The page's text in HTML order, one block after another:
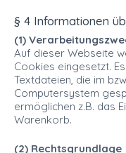
§ 4 Informationen
(1)
Auf dieser Webseite
Cookies eingesetzt.
Textdateien, die im
Computersystem
ermöglichen z.B. das
Warenkorb.
(2) Rechtsgrundlage